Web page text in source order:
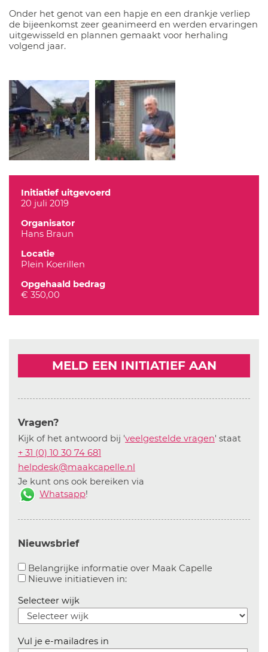
Onder het genot van een hapje en een drankje verliep
de bijeenkomst zeer geanimeerd en werden ervaringen
uitgewisseld en plannen gemaakt voor herhaling
volgend jaar.
Initiatief uitgevoerd
20 juli 2019
Organisator
Hans Braun
Locatie
Plein Koerillen
Opgehaald bedrag
€ 350,00
MELD EEN INITIATIEF AAN
Vragen?
Kijk of het antwoord bij 'veelgestelde vragen' staat
+ 31 (0) 10 30 74 681
helpdesk@maakcapelle.nl
Je kunt ons ook bereiken via
Whatsapp!
Nieuwsbrief
Belangrijke informatie over Maak CapelleAanvinken
Nieuwe initiatieven in:Aanvinken om informatie over
Selecteer wijk
Vul je e-mailadres in